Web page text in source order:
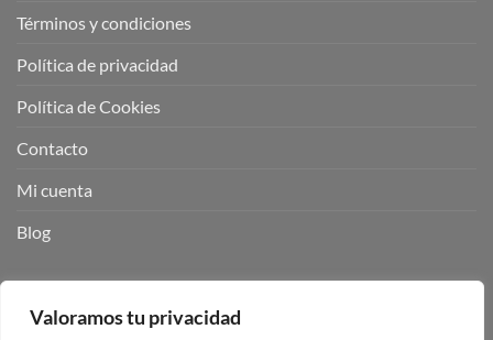
Valoramos tu privacidad
Términos y condiciones
Política de privacidad
Política de Cookies
Contacto
Mi cuenta
Blog